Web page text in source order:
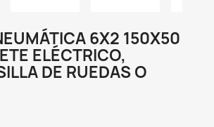
6X2 150X50
ELÉCTRICO,
DE RUEDAS O